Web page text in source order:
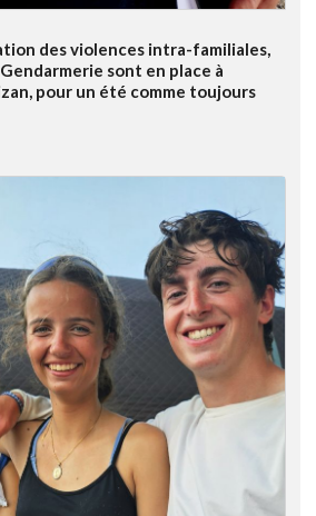
des violences intra-familiales,
sont en place à
pour un été comme toujours